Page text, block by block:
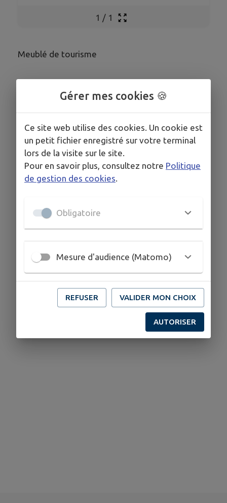
1 / 1
Meublé de tourisme
bastienhoriot@gmail.com
0623881641
Gérer mes cookies 🍪
Ce site web utilise des cookies. Un cookie est
un petit fichier enregistré sur votre terminal
lors de la visite sur le site.
Pour en savoir plus, consultez notre Politique
de gestion des cookies
Obligatoire
Mesure d'audience (Matomo)
REFUSER VALIDER MON CHOIX
AUTORISER